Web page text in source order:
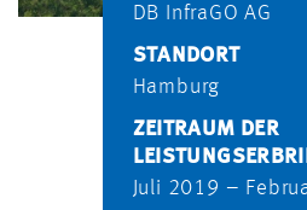
DB InfraGO AG
STANDORT
Hamburg
ZEITRAUM DER
Juli 2019 –